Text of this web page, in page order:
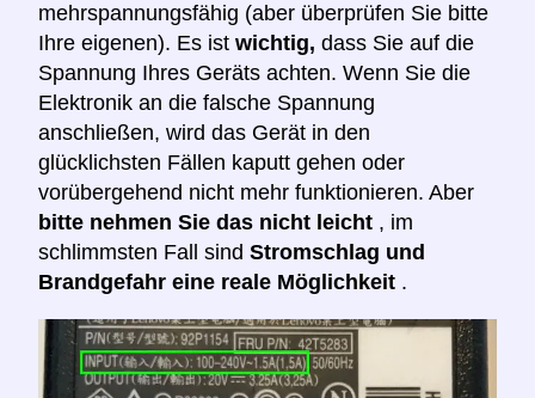
mehrspannungsfähig (aber überprüfen Sie bitte
Ihre eigenen). Es ist wichtig, dass Sie auf die
Spannung Ihres Geräts achten. Wenn Sie die
Elektronik an die falsche Spannung
anschließen, wird das Gerät in den
glücklichsten Fällen kaputt gehen oder
vorübergehend nicht mehr funktionieren. Aber
bitte nehmen Sie das nicht leicht , im
schlimmsten Fall sind Stromschlag und
Brandgefahr eine reale Möglichkeit .